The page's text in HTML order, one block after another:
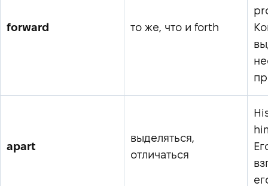
forward то же, что и forth
apart
выделяться,
отличаться